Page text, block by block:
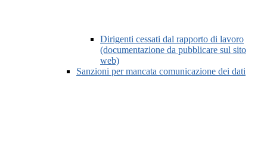
Dirigenti cessati dal rapporto di lavoro
(documentazione da pubblicare sul sito
web)
Sanzioni per mancata comunicazione dei dati